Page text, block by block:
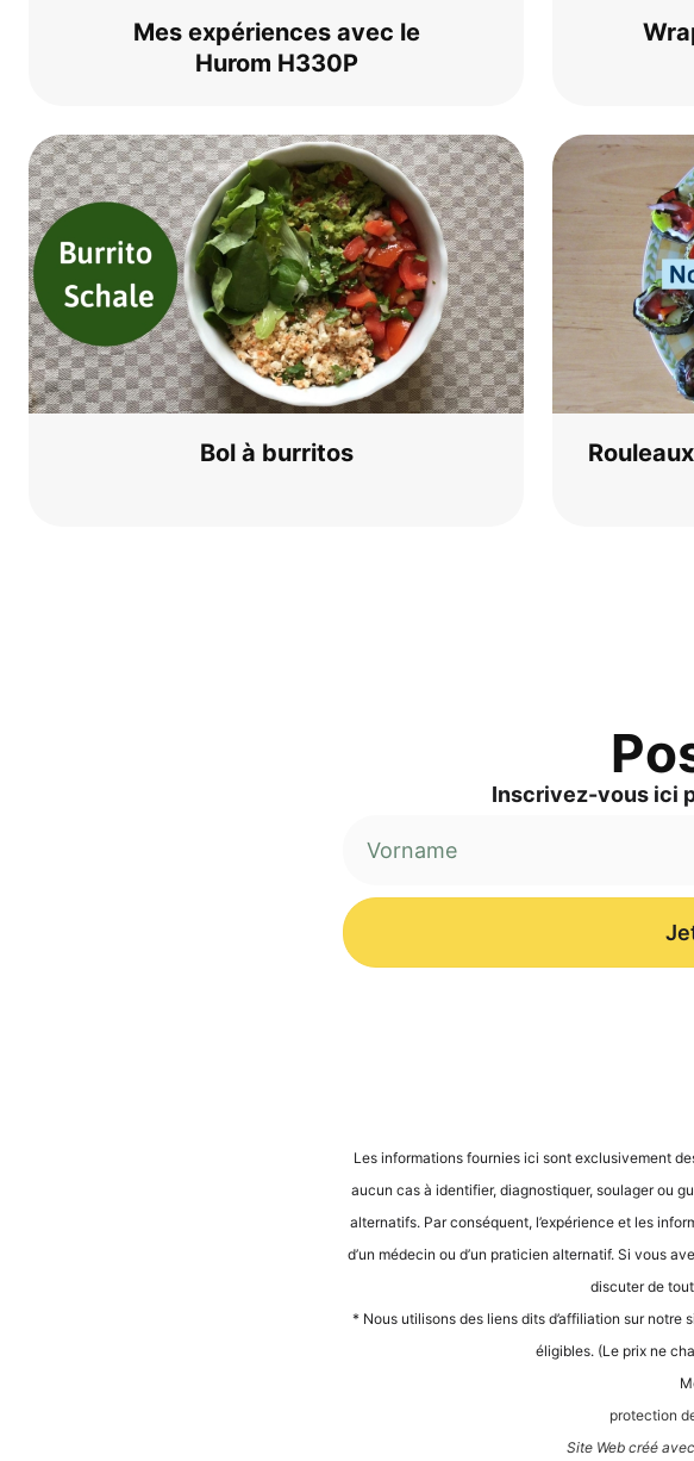
Mes expé­ri­en­ces avec le
Hurom H330P
Bol à burritos
Inscri­vez-vous ici
Les infor­ma­ti­ons four­nies ici sont exclu­si­ve­ment
aucun cas à iden­ti­fier, dia­gnos­ti­quer, sou­la­ger ou
alter­na­tifs. Par con­sé­quent, l’expérience et les
d’un méde­cin ou d’un pra­ti­ci­en alter­na­tif. Si vous
dis­cu­ter de
* Nous uti­li­sons des liens dits d’af­fi­lia­ti­on sur not­re
éli­gi­bles. (Le prix ne
pro­tec­tion
Site Web créé